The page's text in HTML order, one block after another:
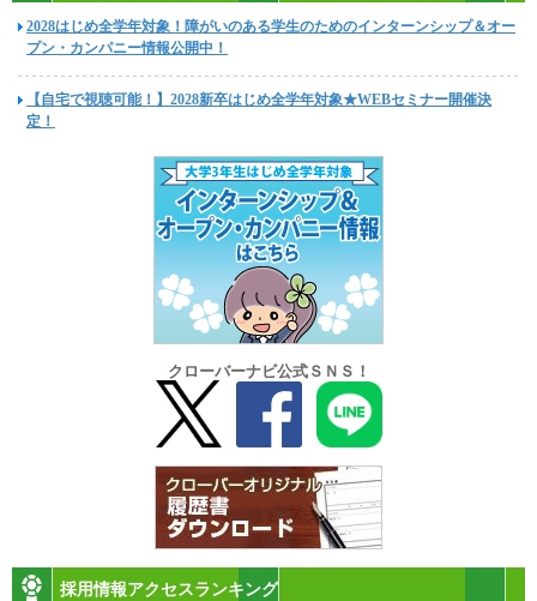
2028はじめ全学年対象！障がいのある学生のためのインターンシップ＆オー
プン・カンパニー情報公開中！
【自宅で視聴可能！】2028新卒はじめ全学年対象★WEBセミナー開催決
定！
クローバーナビ公式ＳＮＳ！
採用情報アクセスランキング